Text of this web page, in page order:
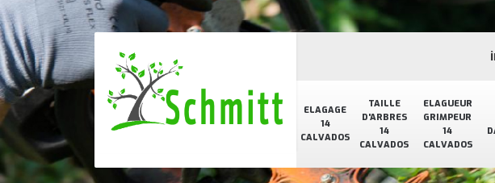
ELAGAGE
14
CALVADOS
TAILLE
D'ARBRES
14
CALVADOS
ELAGUEUR
GRIMPEUR
14
CALVADOS